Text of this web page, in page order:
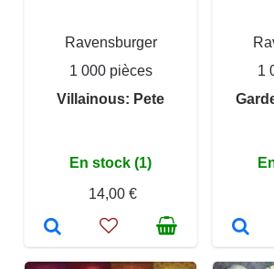
Ravensburger
1 000 pièces
Villainous: Pete
En stock (1)
14,00 €
1